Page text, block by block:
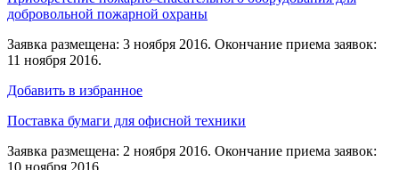
добровольной пожарной охраны
Заявка размещена: 3 ноября 2016. Окончание приема заявок:
11 ноября 2016.
Добавить в избранное
Поставка бумаги для офисной техники
Заявка размещена: 2 ноября 2016. Окончание приема заявок:
10 ноября 2016.